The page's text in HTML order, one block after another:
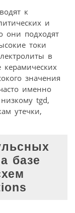
к
и
они подходят
токи
в
значения
именно
tgd,
утечки,
базе